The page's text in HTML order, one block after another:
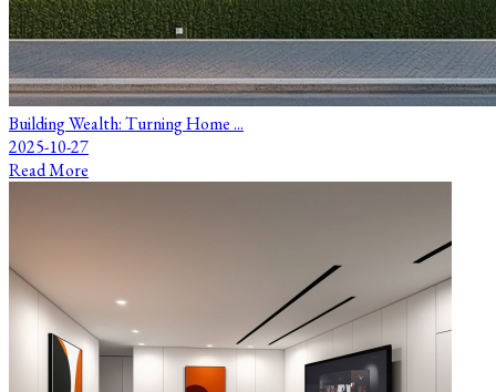
Building Wealth: Turning Home ...
2025-10-27
Read More